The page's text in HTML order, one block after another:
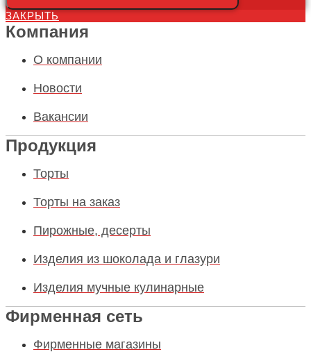
ЗАКРЫТЬ
Компания
О компании
Новости
Вакансии
Продукция
Торты
Торты на заказ
Пирожные, десерты
Изделия из шоколада и глазури
Изделия мучные кулинарные
Фирменная сеть
Фирменные магазины